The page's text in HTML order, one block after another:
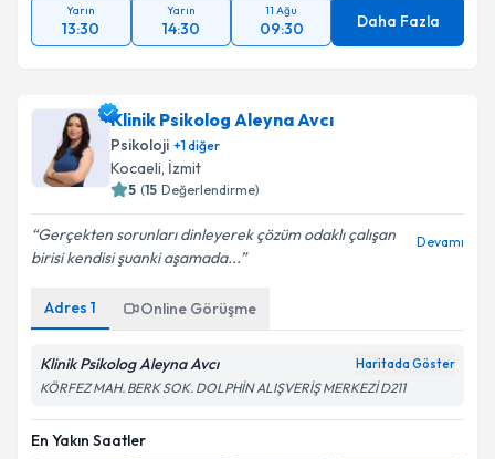
Yarın
13:30
Yarın
14:30
11 Ağu
09:30 Daha Fazla
Klinik Psikolog Aleyna Avcı
Psikoloji +1diğer
Kocaeli, İzmit
5 (15 Değerlendirme)
Gerçekten sorunları dinleyerek çözüm odaklı çalışan
birisi kendisi şuanki aşamada...
Devamı
Adres 1 Online Görüşme
Klinik Psikolog Aleyna Avcı Haritada Göster
KÖRFEZ MAH. BERK SOK. DOLPHİN ALIŞVERİŞ MERKEZİ D211
En Yakın Saatler